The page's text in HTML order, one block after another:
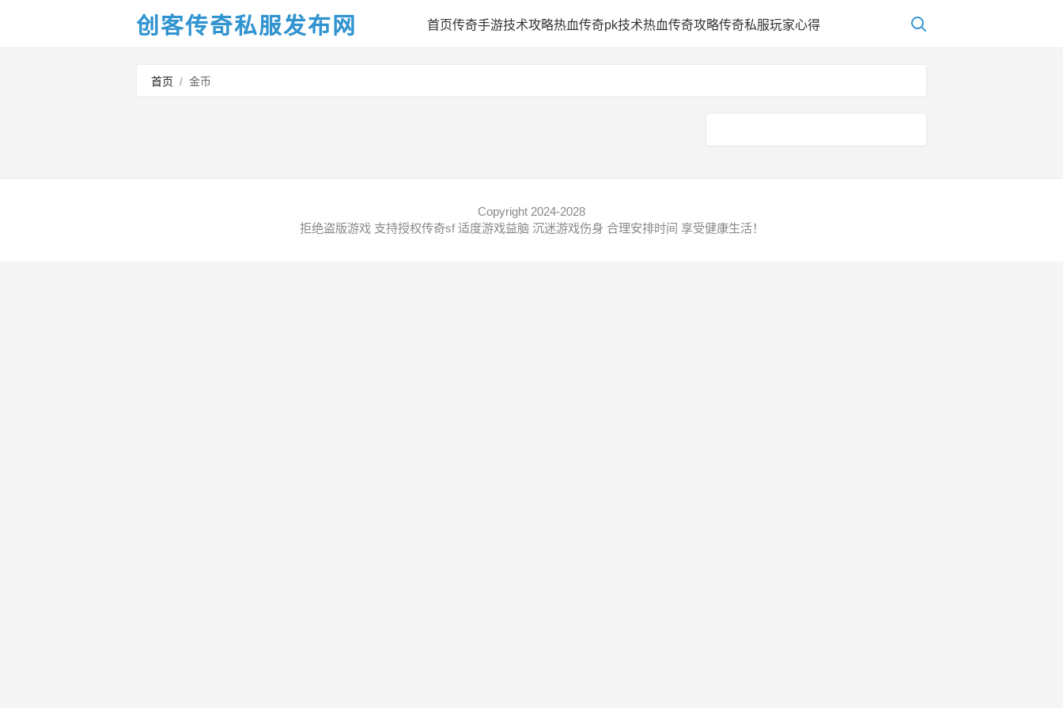
创客传奇私服发布网 首页传奇手游技术攻略热血传奇pk技术热血传奇攻略传奇私服玩家心得
首页 / 金币
Copyright 2024-2028
拒绝盗版游戏 支持授权传奇sf 适度游戏益脑 沉迷游戏伤身 合理安排时间 享受健康生活！